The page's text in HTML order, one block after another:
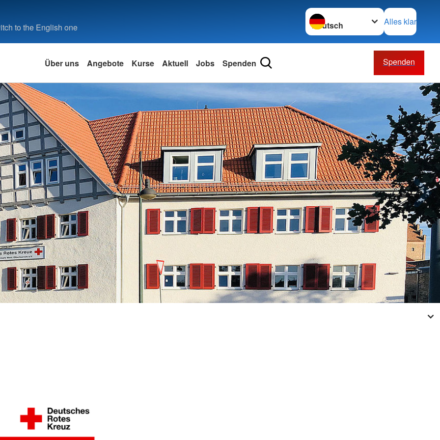
to the English one
Sprache wechseln zu
Alles klar
Über uns Angebote Kurse Aktuell Jobs Spenden Spenden